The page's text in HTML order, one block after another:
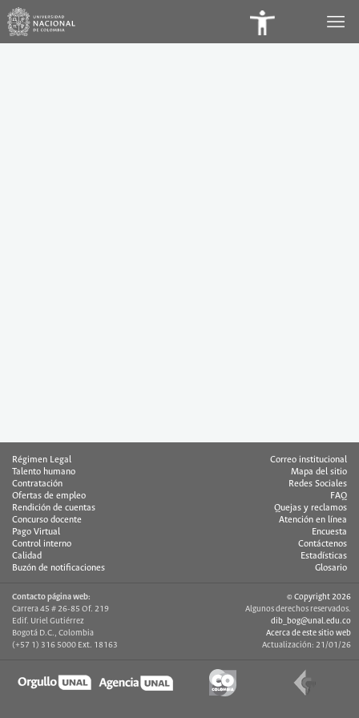
Régimen Legal
Talento humano
Contratación
Ofertas de empleo
Rendición de cuentas
Concurso docente
Pago Virtual
Control interno
Calidad
Buzón de notificaciones
Correo institucional
Mapa del sitio
Redes Sociales
FAQ
Quejas y reclamos
Atención en línea
Encuesta
Contáctenos
Estadísticas
Glosario
Contacto página web:
Carrera 45 # 26-85 Of. 219
Edif. Uriel Gutiérrez
Bogotá D.C., Colombia
(+57 1) 316 5000 Ext. 18163
© Copyright 2026
Algunos derechos reservados.
dib_bog@unal.edu.co
Acerca de este sitio web
Actualización: 21/01/26